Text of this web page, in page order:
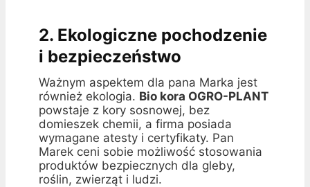
2. Ekologiczne pochodzenie
i bezpieczeństwo
Ważnym aspektem dla pana Marka jest
również ekologia. Bio kora OGRO-PLANT
powstaje z kory sosnowej, bez
domieszek chemii, a firma posiada
wymagane atesty i certyfikaty. Pan
Marek ceni sobie możliwość stosowania
produktów bezpiecznych dla gleby,
roślin, zwierząt i ludzi.